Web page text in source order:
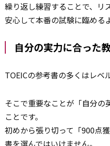
繰り返し練習することで、リ
安心して本番の試験に臨める
自分の実力に合った
TOEICの参考書の多くはレベ
そこで重要なことが「自分の
ことです。
初めから張り切って「900点
書を選んではいけません。